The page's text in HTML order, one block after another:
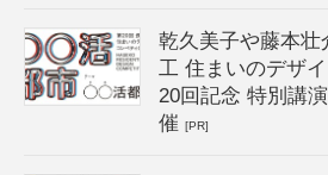
乾久美子や藤本壮
工 住まいのデザ
20回記念 特別講
催[PR]